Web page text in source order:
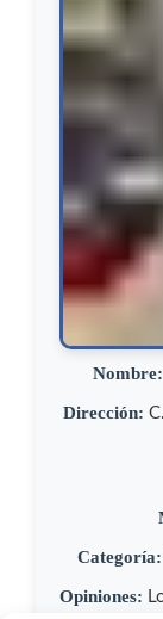
Nombre:
Dirección:
Categoría:
Opiniones: